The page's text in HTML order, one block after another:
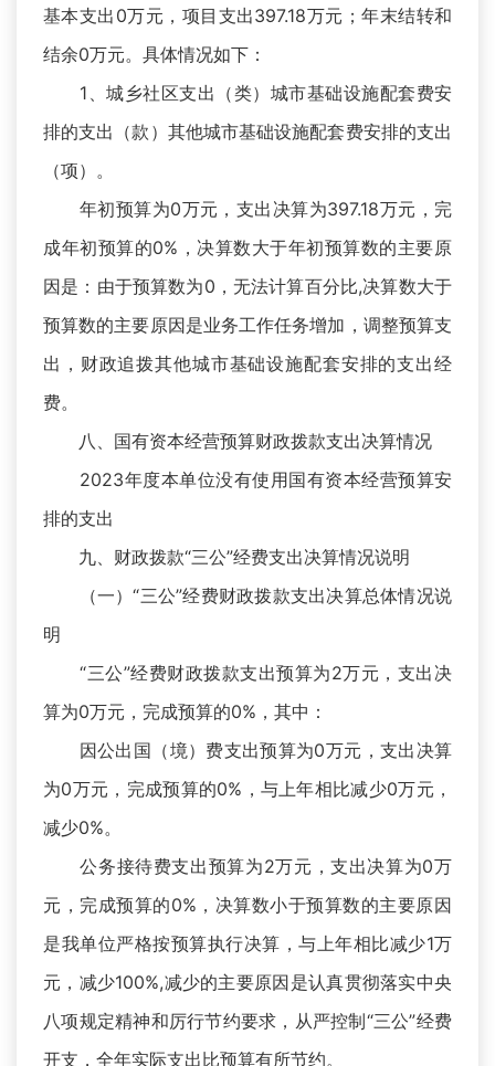
基本支出0万元，项目支出397.18万元；年末结转和
结余0万元。具体情况如下：
1、城乡社区支出（类）城市基础设施配套费安
排的支出（款）其他城市基础设施配套费安排的支出
（项）。
年初预算为0万元，支出决算为397.18万元，完
成年初预算的0%，决算数大于年初预算数的主要原
因是：由于预算数为0，无法计算百分比,决算数大于
预算数的主要原因是业务工作任务增加，调整预算支
出，财政追拨其他城市基础设施配套安排的支出经
费。
八、国有资本经营预算财政拨款支出决算情况
2023年度本单位没有使用国有资本经营预算安
排的支出
九、财政拨款“三公”经费支出决算情况说明
（一）“三公”经费财政拨款支出决算总体情况说
明
“三公”经费财政拨款支出预算为2万元，支出决
算为0万元，完成预算的0%，其中：
因公出国（境）费支出预算为0万元，支出决算
为0万元，完成预算的0%，与上年相比减少0万元，
减少0%。
公务接待费支出预算为2万元，支出决算为0万
元，完成预算的0%，决算数小于预算数的主要原因
是我单位严格按预算执行决算，与上年相比减少1万
元，减少100%,减少的主要原因是认真贯彻落实中央
八项规定精神和厉行节约要求，从严控制“三公”经费
开支，全年实际支出比预算有所节约。